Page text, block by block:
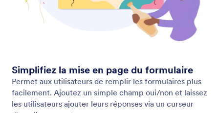
Activez et désactivez votre formulaire
Choisissez quand accepter les soumissions. Activez
de soumission définie.